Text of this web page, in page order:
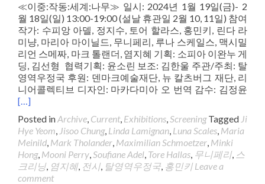
≪이중:작동:세계:나무≫ 일시: 2024년 1월 19일(금)- 2
월 18일(일) 13:00-19:00 (설날 휴관일 2월 10, 11일) 참여
작가: 수피앙 아델, 정지수, 토어 할라스, 홍민키, 린다 라
미냥, 마리아 마이닐드, 무니페리, 루나 스케일스, 맥시밀
리언 스메짜, 마크 톨랜더, 염지혜 기획: 소피아 이완누 게
딩, 김선형 협력기획: 윤소린 보조: 김한울 주관/주최: 탈
영역우정국 후원: 덴마크예술재단, 뉴 칼츠버그 재단, 리
니어콜렉티브 디자인: 마카다미아 오 번역 감수: 김정윤
[…]
Posted inArchive, Current, Exhibitions,Screening Tagged Ji
Hye Yeom, Jisoo Chung, Linda Lamignan, Luna Scales, Maria
Meinild, Mark Tholander, Maximilian Schmoetzer, Minki
Hong, Mooni Perry,Soufiane Adel, Tore Hallas, 무니페리, 스
크리닝, 염지혜, 전시, 탈영역우정국, 홍민키 Leave a
comment